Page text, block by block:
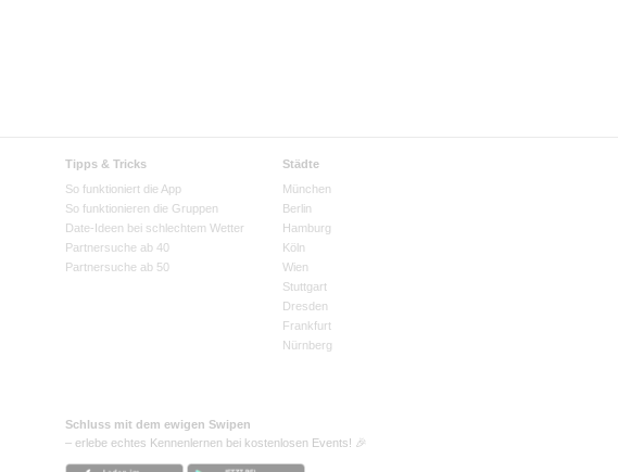
Tipps & Tricks
So funktioniert die App
So funktionieren die Gruppen
Date-Ideen bei schlechtem Wetter
Partnersuche ab 40
Partnersuche ab 50
Städte
München
Berlin
Hamburg
Köln
Wien
Stuttgart
Dresden
Frankfurt
Nürnberg
Schluss mit dem ewigen Swipen
– erlebe echtes Kennenlernen bei kostenlosen Events! 🎉